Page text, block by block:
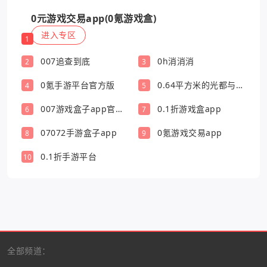
1
0元游戏交易app(0氪游戏盒)
进入专区
2 007追查到底 3 0h消消消
4 0氪手游平台官方版 5
0.64平方米的光都与你
6
007游戏盒子app官方
7 0.1折游戏盒app
8 07072手游盒子app 9 0氪游戏交易app
10 0.1折手游平台
全部频道：